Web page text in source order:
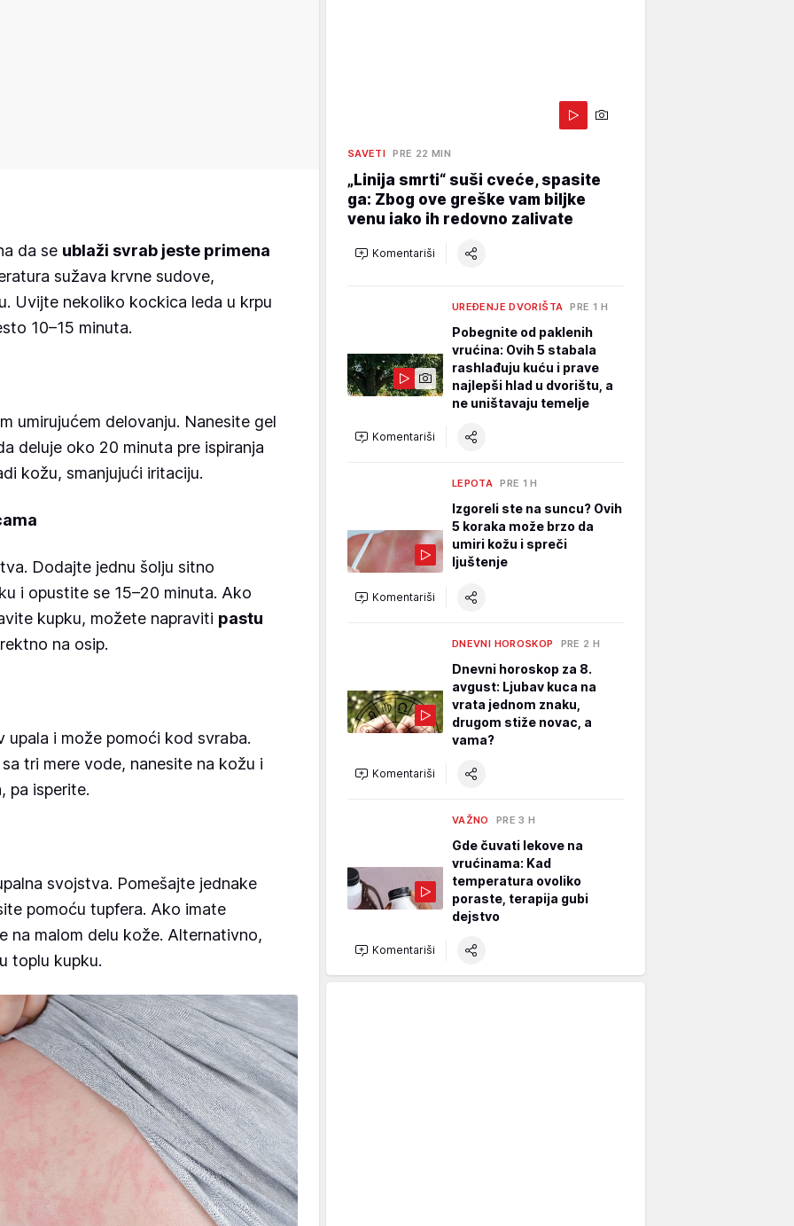
da se ublaži svrab jeste primena
sužava krvne sudove,
Uvijte nekoliko kockica leda u krpu
10–15 minuta.
umirujućem delovanju. Nanesite gel
deluje oko 20 minuta pre ispiranja
kožu, smanjujući iritaciju.
Dodajte jednu šolju sitno
i opustite se 15–20 minuta. Ako
kupku, možete napraviti pastu
na osip.
upala i može pomoći kod svraba.
tri mere vode, nanesite na kožu i
pa isperite.
svojstva. Pomešajte jednake
pomoću tupfera. Ako imate
na malom delu kože. Alternativno,
toplu kupku.
SAVETI PRE 22 MIN
„Linija smrti“ suši cveće, spasite
ga: Zbog ove greške vam biljke
venu iako ih redovno zalivate
Komentariši
UREĐENJE DVORIŠTA PRE 1 H
Pobegnite od paklenih
vrućina: Ovih 5 stabala
rashlađuju kuću i prave
najlepši hlad u dvorištu, a
ne uništavaju temelje
Komentariši
LEPOTA PRE 1 H
Izgoreli ste na suncu? Ovih
5 koraka može brzo da
umiri kožu i spreči
ljuštenje
Komentariši
DNEVNI HOROSKOP PRE 2 H
Dnevni horoskop za 8.
avgust: Ljubav kuca na
vrata jednom znaku,
drugom stiže novac, a
vama?
Komentariši
VAŽNO PRE 3 H
Gde čuvati lekove na
vrućinama: Kad
temperatura ovoliko
poraste, terapija gubi
dejstvo
Komentariši